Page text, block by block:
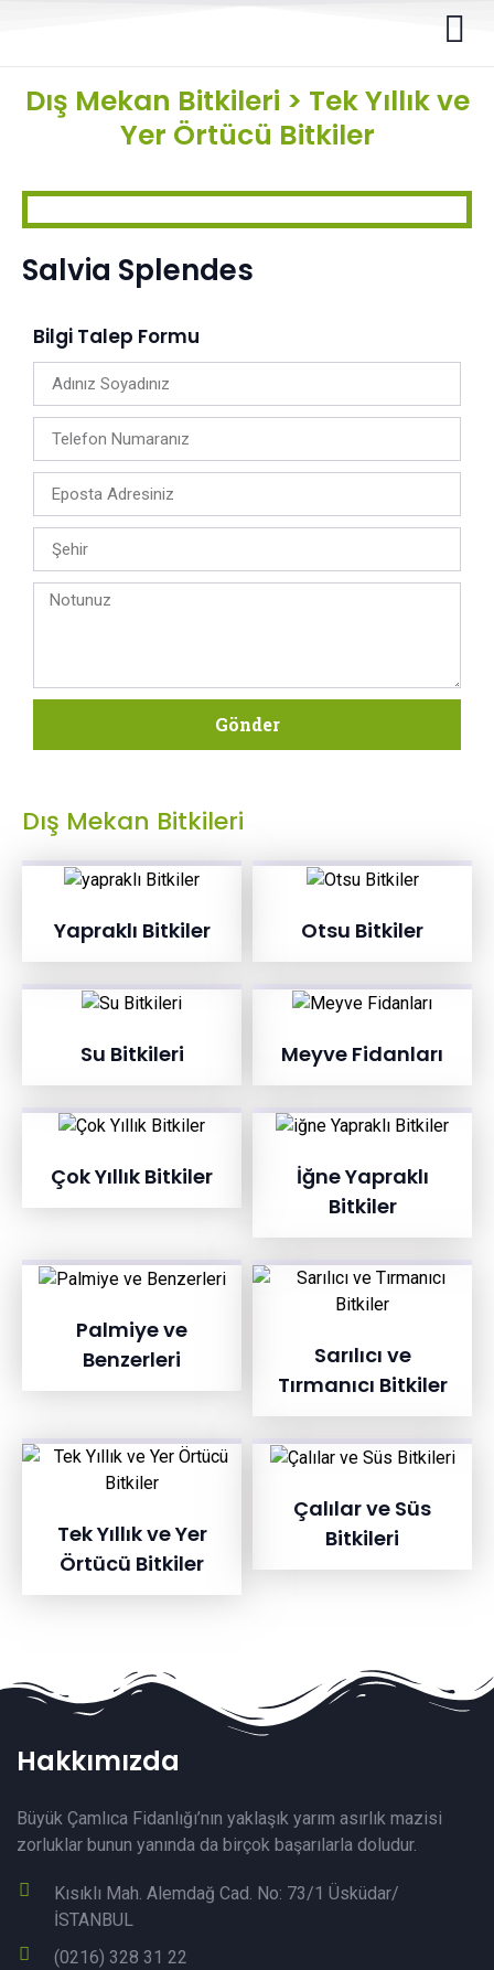
Dış Mekan Bitkileri > Tek Yıllık ve
Yer Örtücü Bitkiler
Salvia Splendes
Bilgi Talep Formu
Gönder
Dış Mekan Bitkileri
Yapraklı Bitkiler Otsu Bitkiler
Su Bitkileri Meyve Fidanları
Çok Yıllık Bitkiler
İğne Yapraklı
Bitkiler
Palmiye ve
Benzerleri
Sarılıcı ve
Tırmanıcı Bitkiler
Tek Yıllık ve Yer
Örtücü Bitkiler
Çalılar ve Süs
Bitkileri
Hakkımızda
Büyük Çamlıca Fidanlığı’nın yaklaşık yarım asırlık mazisi
zorluklar bunun yanında da birçok başarılarla doludur.
Kısıklı Mah. Alemdağ Cad. No: 73/1 Üsküdar/
İSTANBUL
(0216) 328 31 22